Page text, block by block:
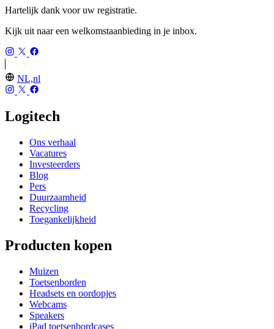
Hartelijk dank voor uw registratie.
Kijk uit naar een welkomstaanbieding in je inbox.
NL,nl
Logitech
Ons verhaal
Vacatures
Investeerders
Blog
Pers
Duurzaamheid
Recycling
Toegankelijkheid
Producten kopen
Muizen
Toetsenborden
Headsets en oordopjes
Webcams
Speakers
iPad toetsenbordcases